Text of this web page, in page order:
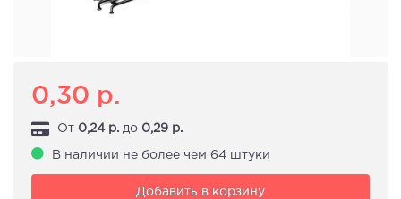
0,30 р.
От 0,24 р. до 0,29 р.
В наличии не более чем 64 штуки
Добавить в корзину